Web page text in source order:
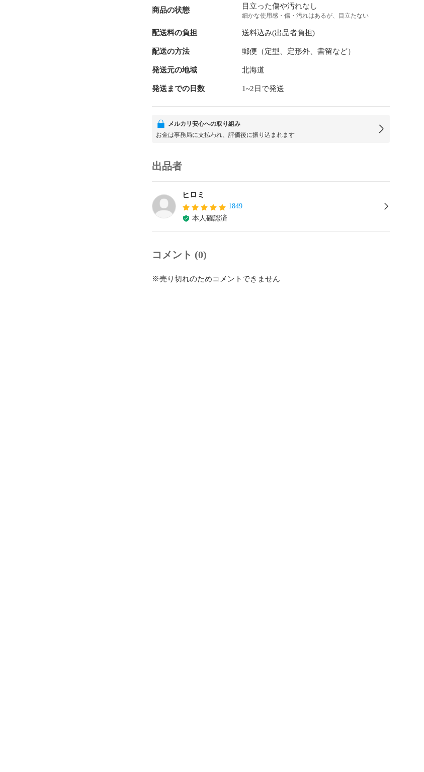
商品の状態 目立った傷や汚れなし
細かな使用感・傷・汚れはあるが、目立たない
配送料の負担 送料込み(出品者負担)
配送の方法 郵便（定型、定形外、書留など）
発送元の地域 北海道
発送までの日数 1~2日で発送
メルカリ安心への取り組み
お金は事務局に支払われ、評価後に振り込まれます
出品者
ヒロミ
1849
本人確認済
コメント (0)
※売り切れのためコメントできません